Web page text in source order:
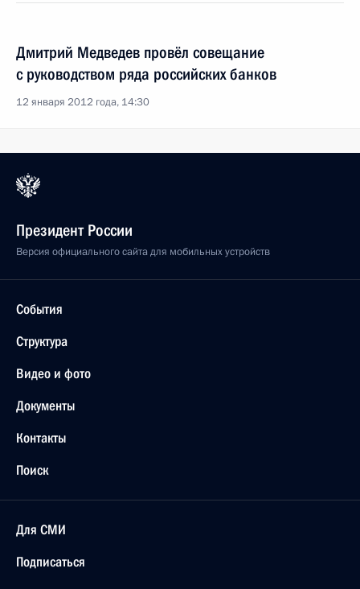
Дмитрий Медведев провёл совещание
с руководством ряда российских банков
12 января 2012 года, 14:30
Президент России
Версия официального сайта для мобильных устройств
События
Структура
Видео и фото
Документы
Контакты
Поиск
Для СМИ
Подписаться